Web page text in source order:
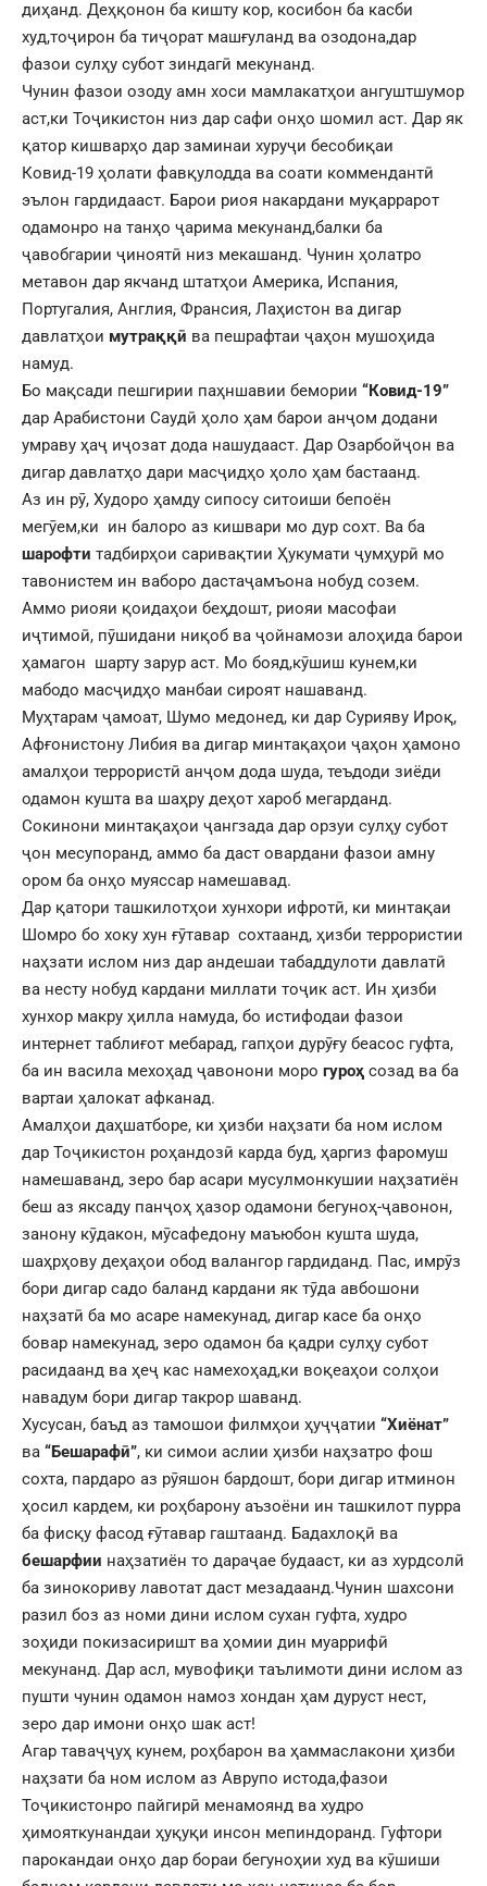
диҳанд. Деҳқонон ба кишту кор, косибон ба касби
худ,тоҷирон ба тиҷорат машғуланд ва озодона,дар
фазои сулҳу субот зиндагӣ мекунанд.
Чунин фазои озоду амн хоси мамлакатҳои ангуштшумор
аст,ки Тоҷикистон низ дар сафи онҳо шомил аст. Дар як
қатор кишварҳо дар заминаи хуруҷи бесобиқаи
Ковид-19 ҳолати фавқулодда ва соати коммендантӣ
эълон гардидааст. Барои риоя накардани муқаррарот
одамонро на танҳо ҷарима мекунанд,балки ба
ҷавобгарии ҷиноятӣ низ мекашанд. Чунин ҳолатро
метавон дар якчанд штатҳои Америка, Испания,
Португалия, Англия, Франсия, Лаҳистон ва дигар
давлатҳои мутраққӣ ва пешрафтаи ҷаҳон мушоҳида
намуд.
Бо мақсади пешгирии паҳншавии бемории “Ковид-19”
дар Арабистони Саудӣ ҳоло ҳам барои анҷом додани
умраву ҳаҷ иҷозат дода нашудааст. Дар Озарбойҷон ва
дигар давлатҳо дари масҷидҳо ҳоло ҳам бастаанд.
Аз ин рӯ, Худоро ҳамду сипосу ситоиши бепоён
мегӯем,ки ин балоро аз кишвари мо дур сохт. Ва ба
шарофти тадбирҳои саривақтии Ҳукумати ҷумҳурӣ мо
тавонистем ин ваборо дастаҷамъона нобуд созем.
Аммо риояи қоидаҳои беҳдошт, риояи масофаи
иҷтимоӣ, пӯшидани ниқоб ва ҷойнамози алоҳида барои
ҳамагон шарту зарур аст. Мо бояд,кӯшиш кунем,ки
мабодо масҷидҳо манбаи сироят нашаванд.
Муҳтарам ҷамоат, Шумо медонед, ки дар Сурияву Ироқ,
Афғонистону Либия ва дигар минтақаҳои ҷаҳон ҳамоно
амалҳои террористӣ анҷом дода шуда, теъдоди зиёди
одамон кушта ва шаҳру деҳот хароб мегарданд.
Сокинони минтақаҳои ҷангзада дар орзуи сулҳу субот
ҷон месупоранд, аммо ба даст овардани фазои амну
ором ба онҳо муяссар намешавад.
Дар қатори ташкилотҳои хунхори ифротӣ, ки минтақаи
Шомро бо хоку хун ғӯтавар сохтаанд, ҳизби террористии
наҳзати ислом низ дар андешаи табаддулоти давлатӣ
ва несту нобуд кардани миллати тоҷик аст. Ин ҳизби
хунхор макру ҳилла намуда, бо истифодаи фазои
интернет таблиғот мебарад, гапҳои дурӯғу беасос гуфта,
ба ин васила мехоҳад ҷавонони моро гуроҳ созад ва ба
вартаи ҳалокат афканад.
Амалҳои даҳшатборе, ки ҳизби наҳзати ба ном ислом
дар Тоҷикистон роҳандозӣ карда буд, ҳаргиз фаромуш
намешаванд, зеро бар асари мусулмонкушии наҳзатиён
беш аз яксаду панҷоҳ ҳазор одамони бегуноҳ-ҷавонон,
занону кӯдакон, мӯсафедону маъюбон кушта шуда,
шаҳрҳову деҳаҳои обод валангор гардиданд. Пас, имрӯз
бори дигар садо баланд кардани як тӯда авбошони
наҳзатӣ ба мо асаре намекунад, дигар касе ба онҳо
бовар намекунад, зеро одамон ба қадри сулҳу субот
расидаанд ва ҳеҷ кас намехоҳад,ки воқеаҳои солҳои
навадум бори дигар такрор шаванд.
Хусусан, баъд аз тамошои филмҳои ҳуҷҷатии “Хиёнат”
ва “Бешарафӣ”, ки симои аслии ҳизби наҳзатро фош
сохта, пардаро аз рӯяшон бардошт, бори дигар итминон
ҳосил кардем, ки роҳбарону аъзоёни ин ташкилот пурра
ба фисқу фасод ғӯтавар гаштаанд. Бадахлоқӣ ва
бешарфии наҳзатиён то дараҷае будааст, ки аз хурдсолӣ
ба зинокориву лавотат даст мезадаанд.Чунин шахсони
разил боз аз номи дини ислом сухан гуфта, худро
зоҳиди покизасиришт ва ҳомии дин муаррифӣ
мекунанд. Дар асл, мувофиқи таълимоти дини ислом аз
пушти чунин одамон намоз хондан ҳам дуруст нест,
зеро дар имони онҳо шак аст!
Агар таваҷҷуҳ кунем, роҳбарон ва ҳаммаслакони ҳизби
наҳзати ба ном ислом аз Аврупо истода,фазои
Тоҷикистонро пайгирӣ менамоянд ва худро
ҳимояткунандаи ҳуқуқи инсон мепиндоранд. Гуфтори
парокандаи онҳо дар бораи бегуноҳии худ ва кӯшиши